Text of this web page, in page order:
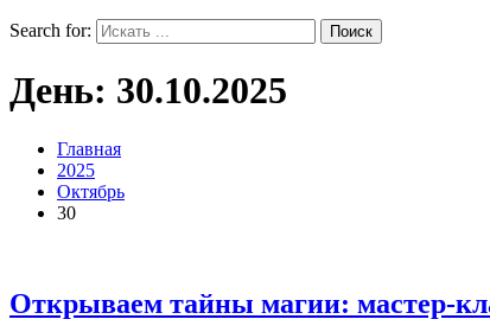
Search for:
День: 30.10.2025
Главная
2025
Октябрь
30
Открываем тайны магии: мастер-